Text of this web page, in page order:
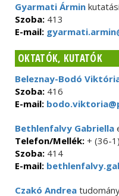
Gyarmati Ármin
Szoba: 413
E-mail:
OKTATÓK, KUTATÓK
Beleznay-Bodó
Szoba: 416
E-mail:
Bethlenfalvy Gabriella
Telefon/Mellék: + (36-
Szoba: 414
E-mail:
Czakó Andrea